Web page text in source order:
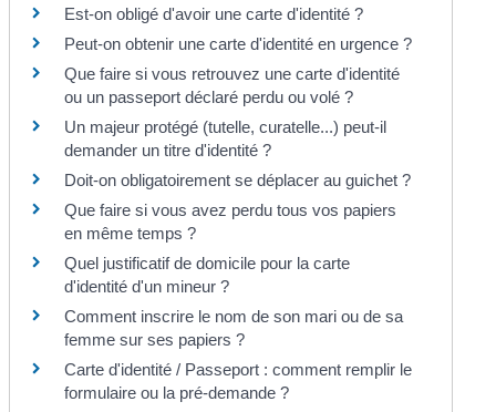
Est-on obligé d'avoir une carte d'identité ?
Peut-on obtenir une carte d'identité en urgence ?
Que faire si vous retrouvez une carte d'identité
ou un passeport déclaré perdu ou volé ?
Un majeur protégé (tutelle, curatelle...) peut-il
demander un titre d'identité ?
Doit-on obligatoirement se déplacer au guichet ?
Que faire si vous avez perdu tous vos papiers
en même temps ?
Quel justificatif de domicile pour la carte
d'identité d'un mineur ?
Comment inscrire le nom de son mari ou de sa
femme sur ses papiers ?
Carte d'identité / Passeport : comment remplir le
formulaire ou la pré-demande ?